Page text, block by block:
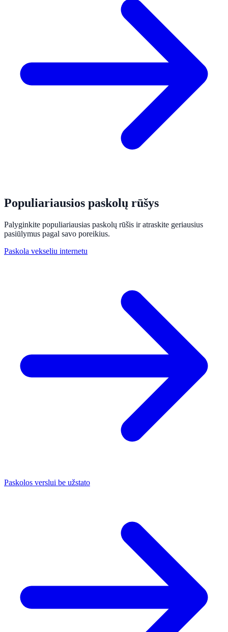
Populiariausios paskolų rūšys
Palyginkite populiariausias paskolų rūšis ir atraskite geriausius
pasiūlymus pagal savo poreikius.
Paskola vekseliu internetu
Paskolos verslui be užstato